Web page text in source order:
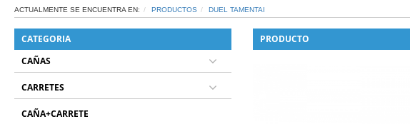
ACTUALMENTE SE ENCUENTRA EN: PRODUCTOS DUEL TAMENTAI
CATEGORIA
CAÑAS
CARRETES
CAÑA+CARRETE
PRODUCTO